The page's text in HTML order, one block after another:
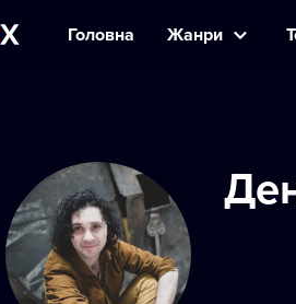
Головна Жанри